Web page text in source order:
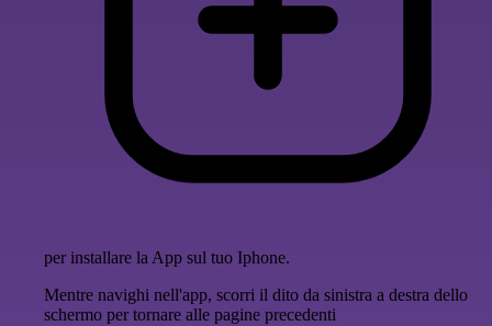
per installare la App sul tuo Iphone.
Mentre navighi nell'app, scorri il dito da sinistra a destra dello
schermo per tornare alle pagine precedenti